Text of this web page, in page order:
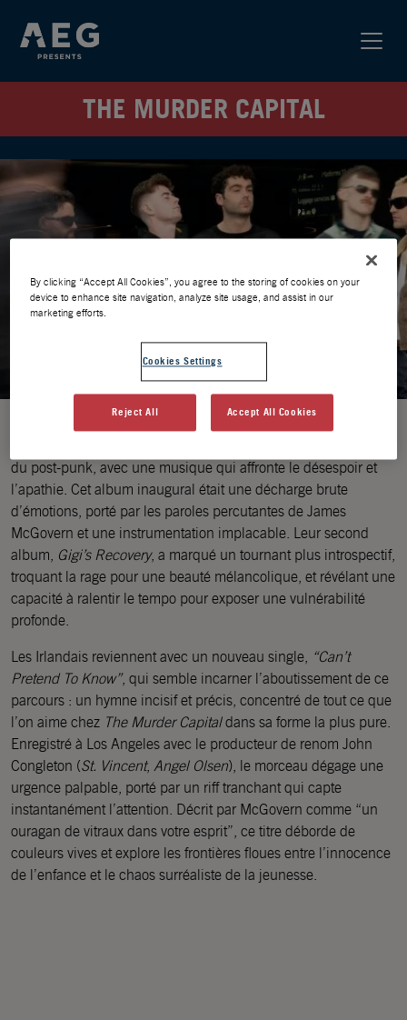
THE MURDER CAPITAL
du post-punk, avec une musique qui affronte le désespoir et
l’apathie. Cet album inaugural était une décharge brute
d’émotions, porté par les paroles percutantes de James
McGovern et une instrumentation implacable. Leur second
album, Gigi’s Recovery, a marqué un tournant plus introspectif,
troquant la rage pour une beauté mélancolique, et révélant une
capacité à ralentir le tempo pour exposer une vulnérabilité
profonde.
Les Irlandais reviennent avec un nouveau single, “Can’t
Pretend To Know”, qui semble incarner l’aboutissement de ce
parcours : un hymne incisif et précis, concentré de tout ce que
l’on aime chez The Murder Capitaldans sa forme la plus pure.
Enregistré à Los Angeles avec le producteur de renom John
Congleton (St. Vincent, Angel Olsen), le morceau dégage une
urgence palpable, porté par un riff tranchant qui capte
instantanément l’attention. Décrit par McGovern comme “un
ouragan de vitraux dans votre esprit”, ce titre déborde de
couleurs vives et explore les frontières floues entre l’innocence
de l’enfance et le chaos surréaliste de la jeunesse.
By clicking “Accept All Cookies”, you agree to the storing of cookies on your
device to enhance site navigation, analyze site usage, and assist in our
marketing efforts.
Cookies Settings
Reject All Accept All Cookies